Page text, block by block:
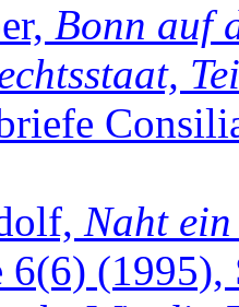
Bonn auf
Naht
6(6) (1995),